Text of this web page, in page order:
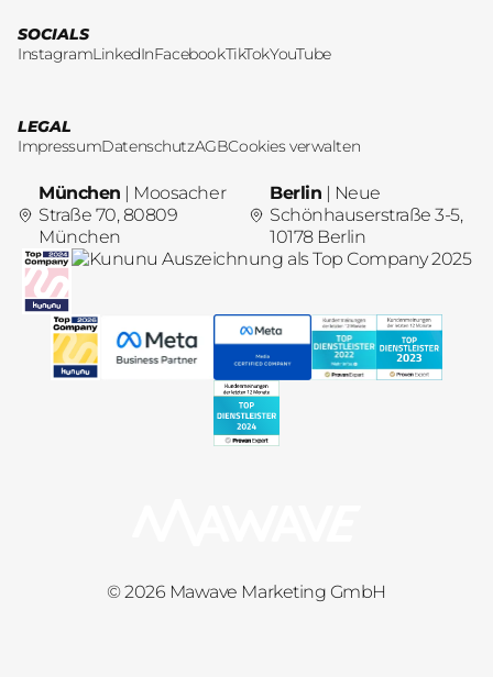
SOCIALS
InstagramLinkedInFacebookTikTokYouTube
LEGAL
ImpressumDatenschutzAGBCookies verwalten
München | Moosacher
Straße 70, 80809
München
Berlin | Neue
Schönhauserstraße 3-5,
10178 Berlin
© 2026 Mawave Marketing GmbH